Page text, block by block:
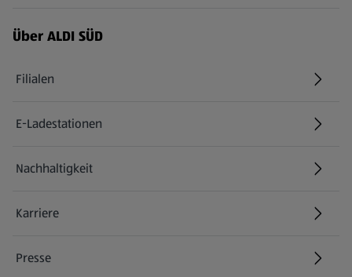
Über ALDI SÜD
Filialen
E-Ladestationen
Nachhaltigkeit
Karriere
Presse